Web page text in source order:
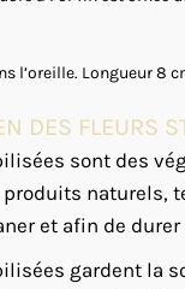
l’oreille. Longueur 8
DES FLEURS
sont des
naturels,
et afin de
gardent la